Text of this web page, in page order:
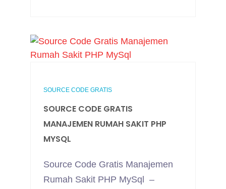
SOURCE CODE GRATIS
SOURCE CODE GRATIS
MANAJEMEN RUMAH SAKIT PHP
MYSQL
Source Code Gratis Manajemen
Rumah Sakit PHP MySql –